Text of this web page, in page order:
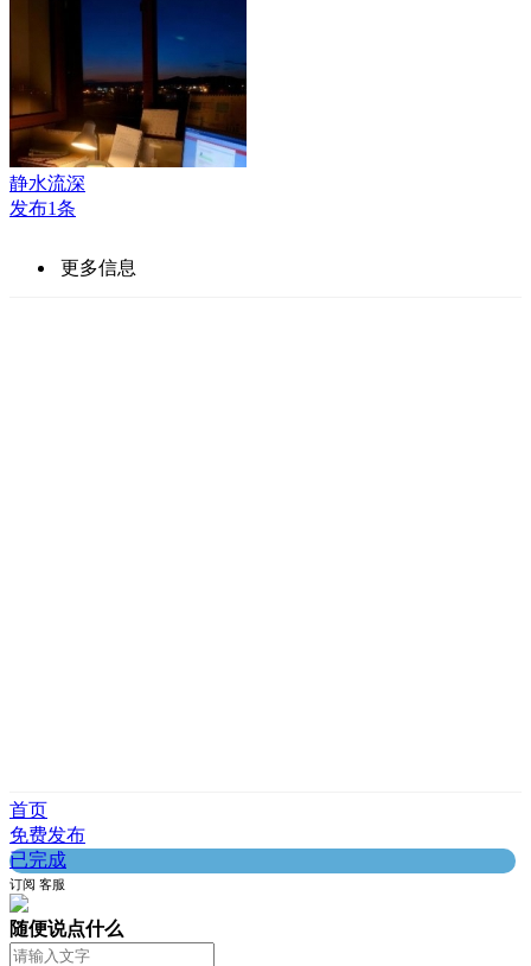
静水流深
发布1条
更多信息
首页
免费发布
已完成
订阅 客服
随便说点什么